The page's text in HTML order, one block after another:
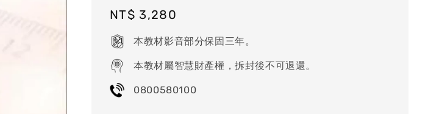
Regular
price
NT$ 3,280
本教材影音部分保固三年。
本教材屬智慧財產權，拆封後不可退還。
0800580100